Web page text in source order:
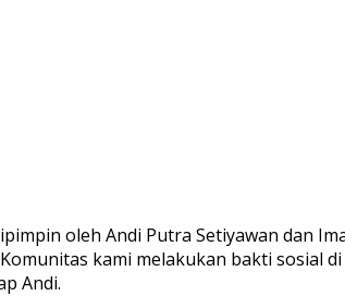
oleh Andi Putra Setiyawan dan
kami melakukan bakti sosial
Andi.